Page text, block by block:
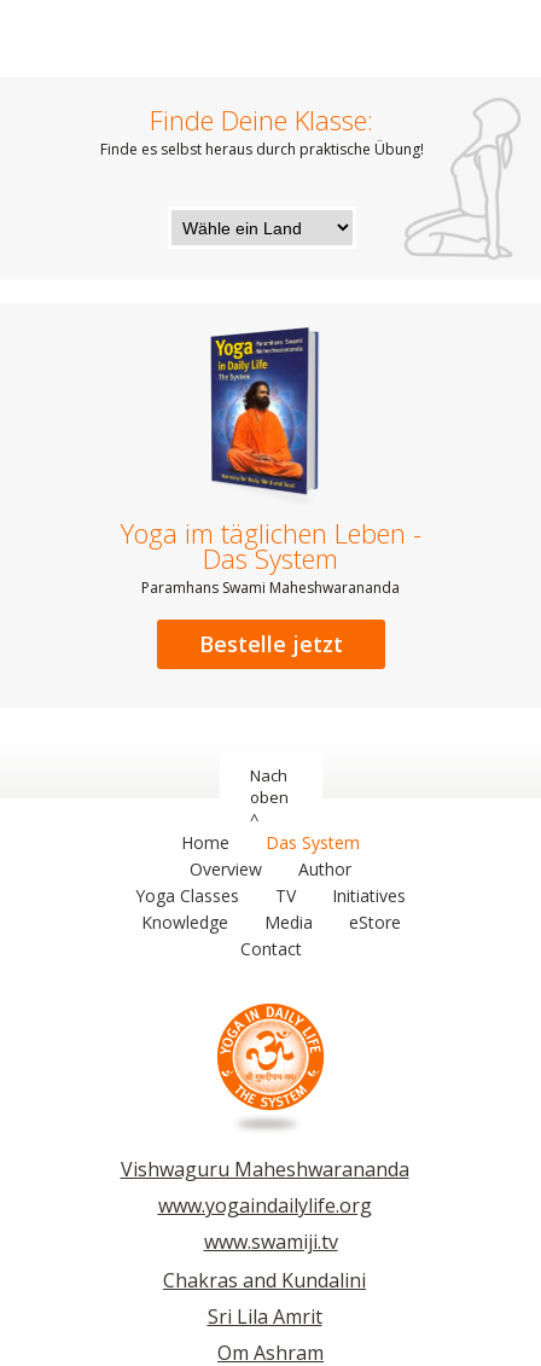
Finde Deine Klasse:
Finde es selbst heraus durch praktische Übung!
Yoga im täglichen Leben -
Das System
Paramhans Swami Maheshwarananda
Bestelle jetzt
Nach
oben
^
Home
Das System
Overview
Author
Yoga Classes
TV
Initiatives
Knowledge
Media
eStore
Contact
Vishwaguru Maheshwarananda
www.yogaindailylife.org
www.swamiji.tv
Chakras and Kundalini
Sri Lila Amrit
Om Ashram